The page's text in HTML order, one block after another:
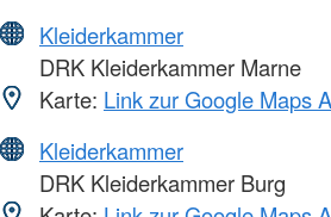
Kleiderkammer
DRK Kleiderkammer Marne
Karte: Link zur Google Maps
Kleiderkammer
DRK Kleiderkammer Burg